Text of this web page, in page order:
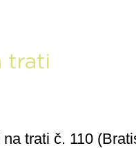
trati
trati č. 110